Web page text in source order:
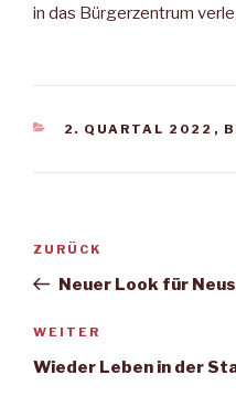
in das Bürgerzentrum
KATEGORIEN
2. QUARTAL 2022 ,
Beitragsnavigation
Vorheriger
Beitrag
ZURÜCK
Neuer Look für
Nächster
Beitrag
WEITER
Wieder Leben in der